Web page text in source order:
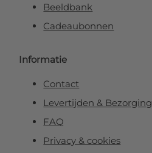
Beeldbank
Cadeaubonnen
Informatie
Contact
Levertijden & Bezorging
FAQ
Privacy & cookies